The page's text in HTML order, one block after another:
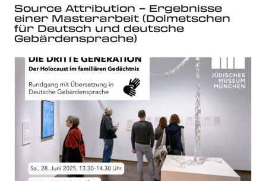
Source Attribution – Ergebnisse
einer Masterarbeit (Dolmetschen
für Deutsch und deutsche
Gebärdensprache)